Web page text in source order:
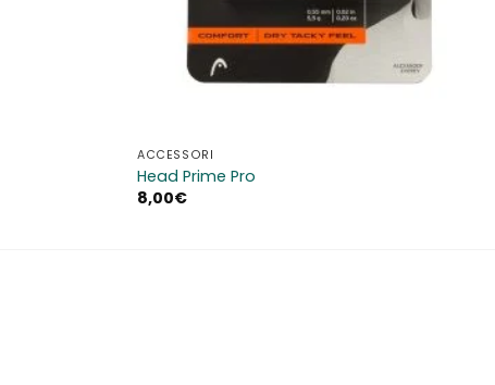
ACCESSORI
Head Prime Pro
8,00€